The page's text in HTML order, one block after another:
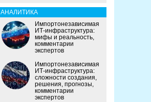
АНАЛИТИКА
Импортонезависимая
ИТ-инфраструктура:
мифы и реальность,
комментарии
экспертов
Импортонезависимая
ИТ-инфраструктура:
сложности создания,
решения, прогнозы,
комментарии
экспертов